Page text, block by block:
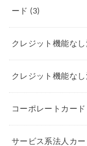
ード(3)
クレジット機能な
クレジット機能な
コーポレートカード
サービス系法人カ